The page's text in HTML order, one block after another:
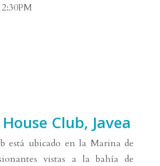
Club, Javea
está ubicado en la Marina de
vistas a la bahía de